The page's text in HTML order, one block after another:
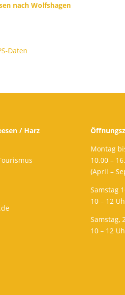
nach Wolfshagen
Daten
/ Harz
Montag
10.00 –
(April –
Samstag
10 – 12
Samstag,
10 – 12